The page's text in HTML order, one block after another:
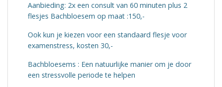
Aanbieding: 2x een consult van 60 minuten plus 2
flesjes Bachbloesem op maat :150,-
Ook kun je kiezen voor een standaard flesje voor
examenstress, kosten 30,-
Bachbloesems : Een natuurlijke manier om je door
een stressvolle periode te helpen